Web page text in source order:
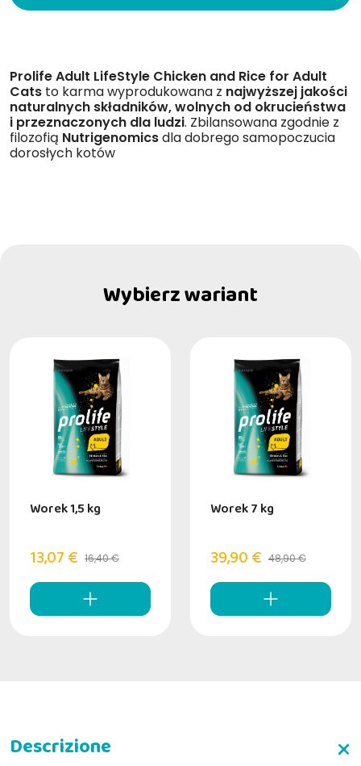
Prolife Adult LifeStyle Chicken and Rice for Adult
Cats to karma wyprodukowana z najwyższej jakości
naturalnych składników, wolnych od okrucieństwa
i przeznaczonych dla ludzi. Zbilansowana zgodnie z
filozofią Nutrigenomicsdla dobrego samopoczucia
dorosłych kotów
Wybierz wariant
Worek 1,5 kg
13,07 € 16,40 €
Worek 7 kg
39,90 € 48,90 €